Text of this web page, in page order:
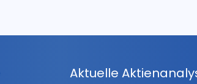
Aktuelle